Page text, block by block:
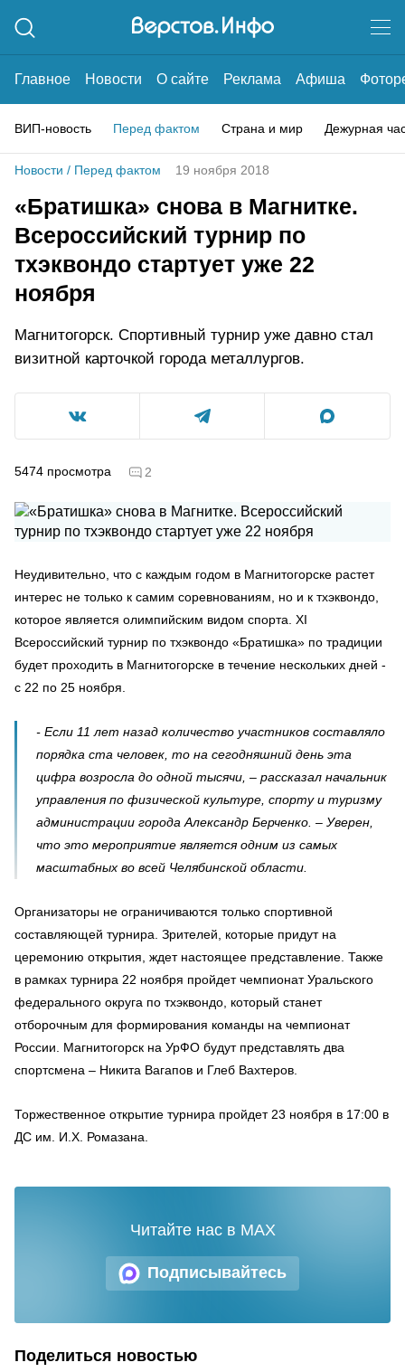
Главное Новости О сайте Реклама Афиша
ВИП-новость Перед фактом Страна и мир Дежурная
Новости / Перед фактом 19 ноября 2018
«Братишка» снова в Магнитке.
Всероссийский турнир по
тхэквондо стартует уже 22
ноября
Магнитогорск. Спортивный турнир уже давно стал
визитной карточкой города металлургов.
5474 просмотра 2
Неудивительно, что с каждым годом в Магнитогорске растет
интерес не только к самим соревнованиям, но и к тхэквондо,
которое является олимпийским видом спорта. XI
Всероссийский турнир по тхэквондо «Братишка» по традиции
будет проходить в Магнитогорске в течение нескольких дней -
с 22 по 25 ноября.
- Если 11 лет назад количество участников составляло
порядка ста человек, то на сегодняшний день эта
цифра возросла до одной тысячи, – рассказал начальник
управления по физической культуре, спорту и туризму
администрации города Александр Берченко. – Уверен,
что это мероприятие является одним из самых
масштабных во всей Челябинской области.
Организаторы не ограничиваются только спортивной
составляющей турнира. Зрителей, которые придут на
церемонию открытия, ждет настоящее представление. Также
в рамках турнира 22 ноября пройдет чемпионат Уральского
федерального округа по тхэквондо, который станет
отборочным для формирования команды на чемпионат
России. Магнитогорск на УрФО будут представлять два
спортсмена – Никита Вагапов и Глеб Вахтеров.
Торжественное открытие турнира пройдет 23 ноября в 17:00 в
ДС им. И.Х. Ромазана.
Подписывайтесь
Читайте нас в MAX
Поделиться новостью